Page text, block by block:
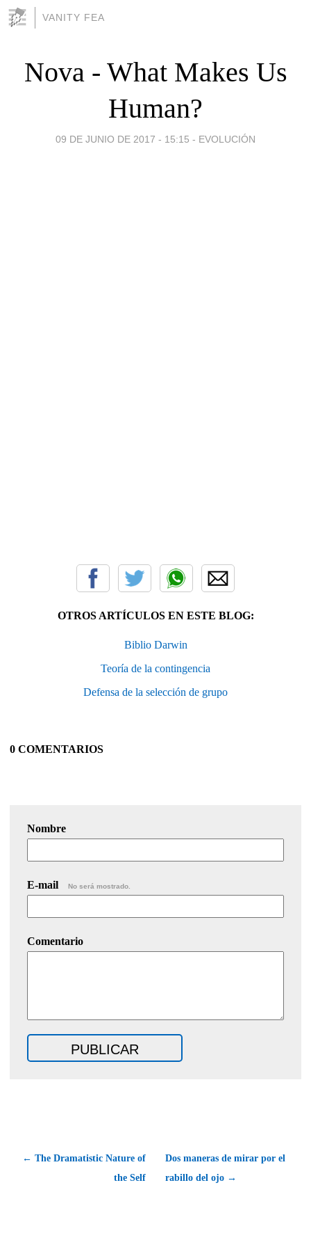
VANITY FEA
Nova - What Makes Us
Human?
09 DE JUNIO DE 2017 - 15:15 - EVOLUCIÓN
OTROS ARTÍCULOS EN ESTE BLOG:
Biblio Darwin
Teoría de la contingencia
Defensa de la selección de grupo
0 COMENTARIOS
Nombre
E-mail No será mostrado.
Comentario
← The Dramatistic Nature of
the Self
Dos maneras de mirar por el
rabillo del ojo →